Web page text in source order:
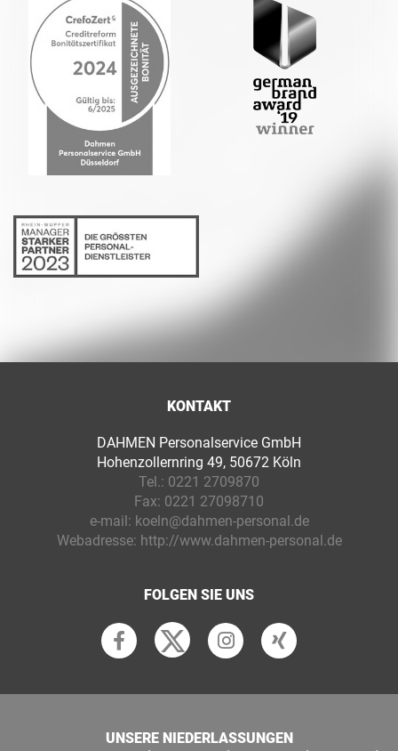
KONTAKT
DAHMEN Personalservice GmbH
Hohenzollernring 49, 50672 Köln
Tel.: 0221 2709870
Fax: 0221 27098710
e-mail: koeln@dahmen-personal.de
Webadresse: http://www.dahmen-personal.de
FOLGEN SIE UNS
UNSERE NIEDERLASSUNGEN